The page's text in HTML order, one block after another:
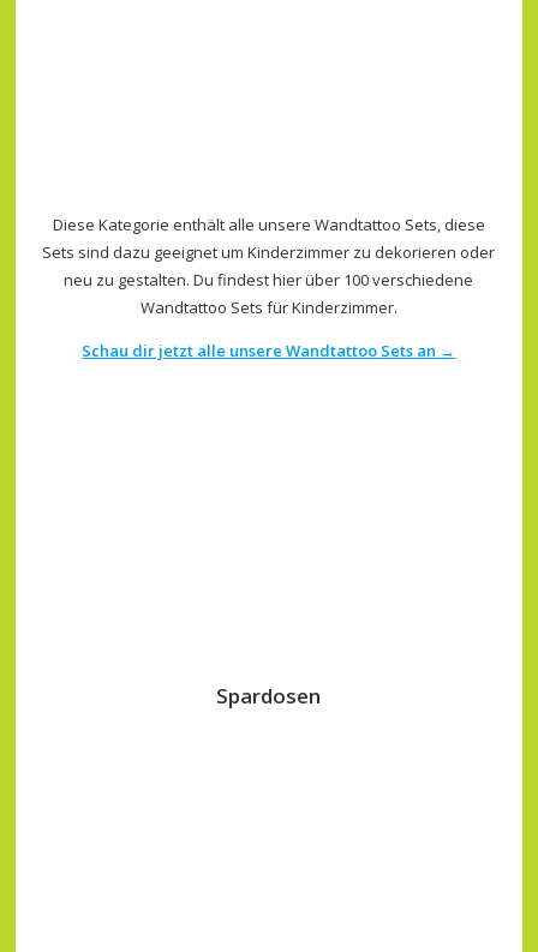
Diese Kategorie enthält alle unsere Wandtattoo Sets, diese
Sets sind dazu geeignet um Kinderzimmer zu dekorieren oder
neu zu gestalten. Du findest hier über 100 verschiedene
Wandtattoo Sets für Kinderzimmer.
Schau dir jetzt alle unsere Wandtattoo Sets an →
Spardosen